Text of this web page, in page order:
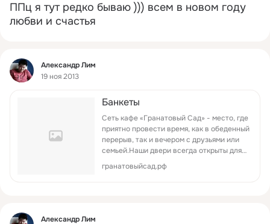
ППц я тут редко бываю ))) всем в новом году
любви и счастья
Фид
Александр Лим
19 ноя 2013
Банкеты
Сеть кафе «Гранатовый Сад» - место, где
приятно провести время, как в обеденный
перерыв, так и вечером с друзьями или
семьей.Наши двери всегда открыты для
шумного детского праздника или
свадьбы.
гранатовыйсад.рф
Фид
Александр Лим